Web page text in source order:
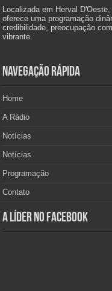
Localizada em Herval
oferece uma programação
credibilidade, preocupação
vibrante.
Navegação Rápida
Home
A Rádio
Notícias
Notícias
Programação
Contato
A Líder no Facebook